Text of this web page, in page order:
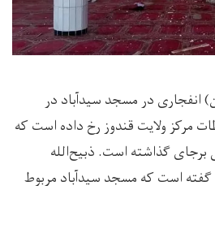
(جمعه، 16 میزان) انفجاری در مسجد سیدآباد در
مرکز ولایت قندوز رخ داده است که
زخمی برجای گذاشته است. ذبیح‌الله
است که مسجد سیدآباد مربوط